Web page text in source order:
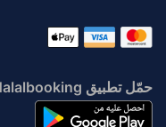
حمّل تطبيق Halalbooking